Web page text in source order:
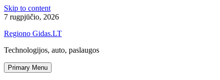
Skip to content
7 rugpjūčio, 2026
Regiono Gidas.LT
Technologijos, auto, paslaugos
Primary Menu